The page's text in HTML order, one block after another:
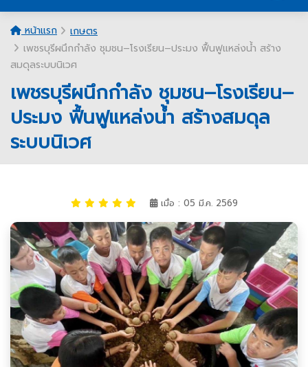
หน้าแรก
เกษตร
เพชรบุรีผนึกกำลัง ชุมชน–โรงเรียน–ประมง ฟื้นฟูแหล่งน้ำ สร้าง
สมดุลระบบนิเวศ
เพชรบุรีผนึกกำลัง ชุมชน–โรงเรียน–
ประมง ฟื้นฟูแหล่งน้ำ สร้างสมดุล
ระบบนิเวศ
เมื่อ : 05 มี.ค. 2569